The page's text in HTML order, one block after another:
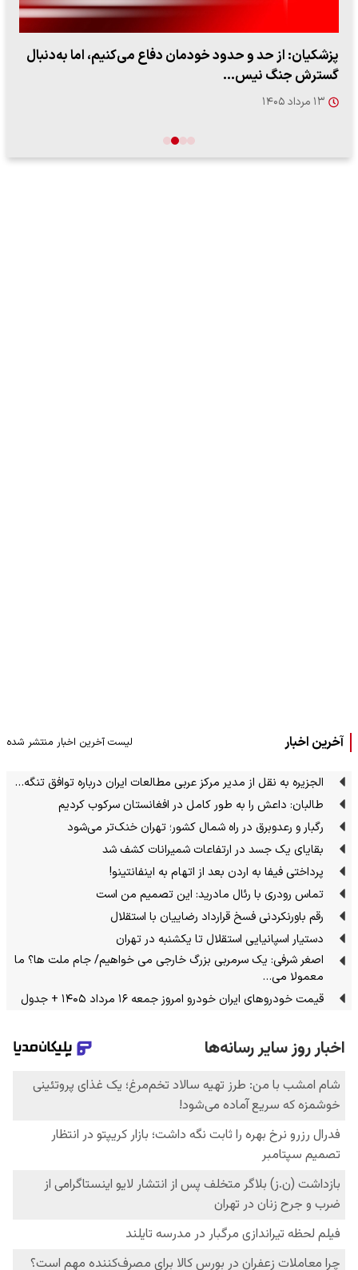
پزشکیان: از حد و حدود خودمان دفاع می‌کنیم، اما به‌دنبال
گسترش جنگ نیس…
۱۳ مرداد ۱۴۰۵
آخرین اخبار لیست آخرین اخبار منتشر شده
الجزیره به نقل از مدیر مرکز عربی مطالعات ایران درباره توافق تنگه…
طالبان: داعش را به طور کامل در افغانستان سرکوب کردیم
رگبار و رعدوبرق در راه شمال کشور؛ تهران خنک‌تر می‌شود
بقایای یک جسد در ارتفاعات شمیرانات کشف شد
پرداختی فیفا به اردن بعد از اتهام به اینفانتینو!
تماس رودری با رئال مادرید: این تصمیم من است
رقم باورنکردنی فسخ قرارداد رضاییان با استقلال
دستیار اسپانیایی استقلال تا یکشنبه در تهران
اصغر شرفی: یک سرمربی بزرگ خارجی می خواهیم/ جام ملت ها؟ ما
معمولا می…
قیمت خودرو‌های ایران خودرو امروز جمعه ۱۶ مرداد ۱۴۰۵ + جدول